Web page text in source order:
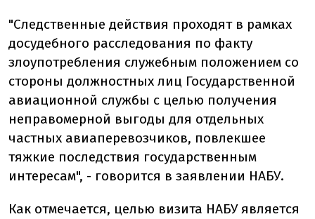
"Следственные действия проходят в рамках
досудебного расследования по факту
злоупотребления служебным положением со
стороны должностных лиц Государственной
авиационной службы с целью получения
неправомерной выгоды для отдельных
частных авиаперевозчиков, повлекшее
тяжкие последствия государственным
интересам", - говорится в заявлении НАБУ.
Как отмечается, целью визита НАБУ является